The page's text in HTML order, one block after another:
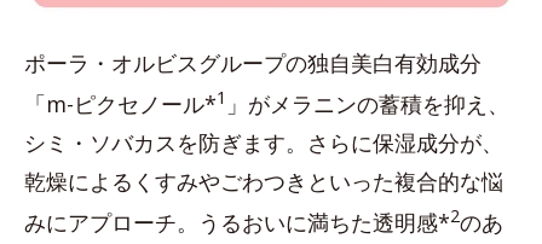
ポーラ・オルビスグループの独自美白有効成分
「m-ピクセノール*1 」がメラニンの蓄積を抑え、
シミ・ソバカスを防ぎます。さらに保湿成分が、
乾燥によるくすみやごわつきといった複合的な悩
みにアプローチ。うるおいに満ちた透明感*2のあ